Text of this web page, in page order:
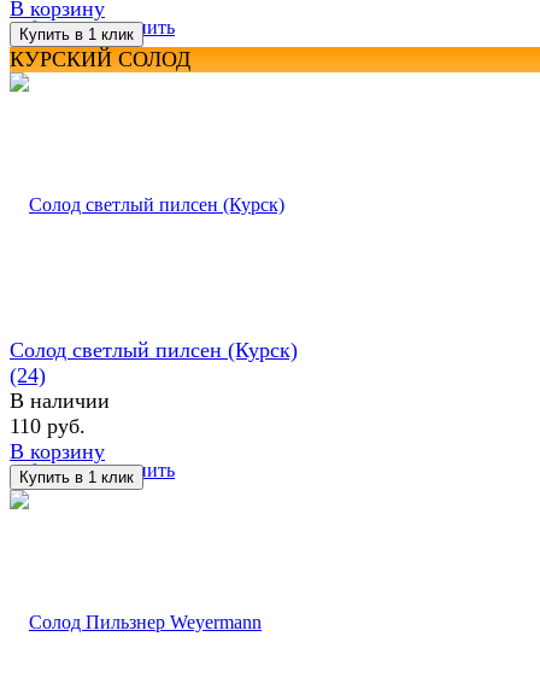
избранное сравнить
В корзину
КУРСКИЙ СОЛОД
избранное сравнить
Солод светлый пилсен (Курск)
(24)
В наличии
110 руб.
В корзину